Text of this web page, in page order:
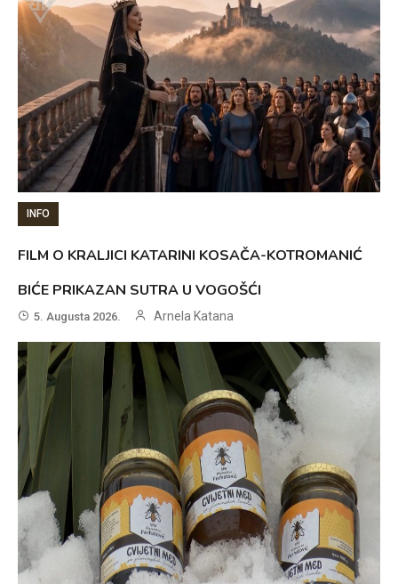
INFO
FILM O KRALJICI KATARINI KOSAČA-KOTROMANIĆ
BIĆE PRIKAZAN SUTRA U VOGOŠĆI
5. Augusta 2026. Arnela Katana